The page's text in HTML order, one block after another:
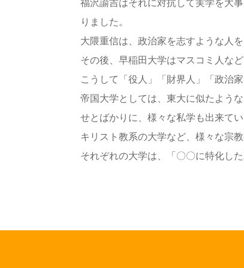
福沢諭吉はそれに対抗して実学を大
りました。
大隈重信は、政治家を志すような人
その後、早稲田大学はマスコミ人な
こうして「役人」「財界人」「政治
帝国大学としては、東大に似たよう
せとばかりに、様々な私学も出来てい
キリスト教系の大学など、様々な宗
それぞれの大学は、「〇〇に特化し